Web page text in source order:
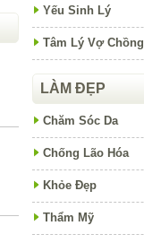
Yếu Sinh Lý
Tâm Lý Vợ Chồng
LÀM ĐẸP
Chăm Sóc Da
Chống Lão Hóa
Khỏe Đẹp
Thẩm Mỹ